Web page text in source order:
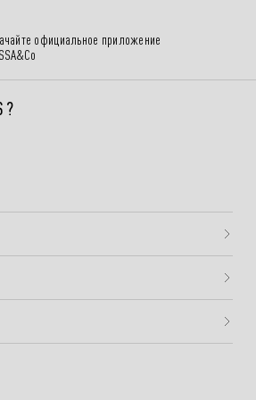
официальное приложение